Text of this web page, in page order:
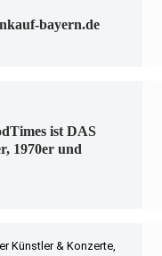
bayern.de
ist DAS
1970er und
Künstler & Konzerte,